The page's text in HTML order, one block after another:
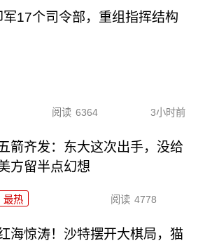
17个司令部，重组指挥结构
阅读 6364 3小时前
箭齐发：东大这次出手，没给
方留半点幻想
最热 阅读 4778
海惊涛！沙特摆开大棋局，猫